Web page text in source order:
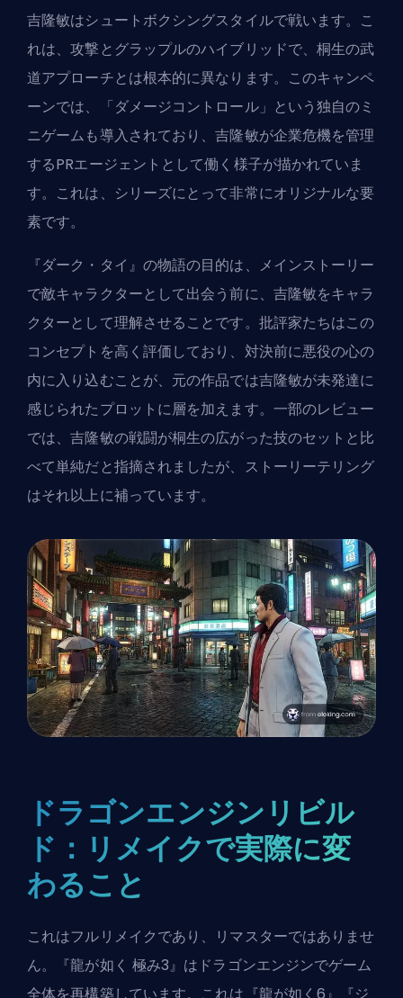
吉隆敏はシュートボクシングスタイルで戦います。こ
れは、攻撃とグラップルのハイブリッドで、桐生の武
道アプローチとは根本的に異なります。このキャンペ
ーンでは、「ダメージコントロール」という独自のミ
ニゲームも導入されており、吉隆敏が企業危機を管理
するPRエージェントとして働く様子が描かれていま
す。これは、シリーズにとって非常にオリジナルな要
素です。
『ダーク・タイ』の物語の目的は、メインストーリー
で敵キャラクターとして出会う前に、吉隆敏をキャラ
クターとして理解させることです。批評家たちはこの
コンセプトを高く評価しており、対決前に悪役の心の
内に入り込むことが、元の作品では吉隆敏が未発達に
感じられたプロットに層を加えます。一部のレビュー
では、吉隆敏の戦闘が桐生の広がった技のセットと比
べて単純だと指摘されましたが、ストーリーテリング
はそれ以上に補っています。
ドラゴンエンジンリビル
ド：リメイクで実際に変
わること
これはフルリメイクであり、リマスターではありませ
ん。『龍が如く 極み3』はドラゴンエンジンでゲーム
全体を再構築しています。これは『龍が如く6』『ジ